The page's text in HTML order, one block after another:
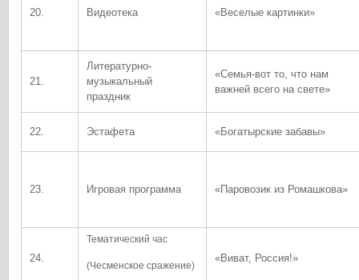
20. Видеотека «Веселые картинки»
21.
Литературно-
музыкальный
праздник
«Семья-вот то, что нам
важней всего на свете»
22. Эстафета «Богатырские забавы»
23. Игровая программа «Паровозик из Ромашкова»
24.
Тематический час
(Чесменское сражение)
«Виват, Россия!»